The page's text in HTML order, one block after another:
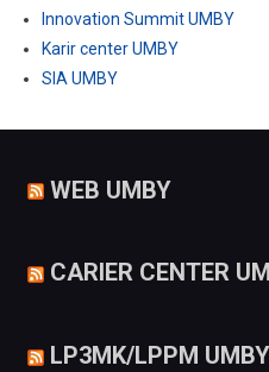
Innovation Summit UMBY
Karir center UMBY
SIA UMBY
WEB UMBY
CARIER CENTER
LP3MK/LPPM UMBY